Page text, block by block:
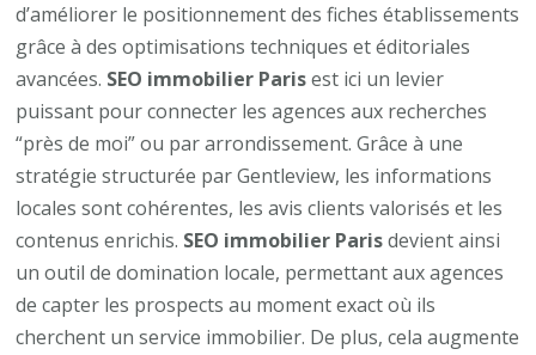
d’améliorer le positionnement des fiches établissements
grâce à des optimisations techniques et éditoriales
avancées. SEO immobilier Parisest ici un levier
puissant pour connecter les agences aux recherches
“près de moi” ou par arrondissement. Grâce à une
stratégie structurée par Gentleview, les informations
locales sont cohérentes, les avis clients valorisés et les
contenus enrichis. SEO immobilier Parisdevient ainsi
un outil de domination locale, permettant aux agences
de capter les prospects au moment exact où ils
cherchent un service immobilier. De plus, cela augmente